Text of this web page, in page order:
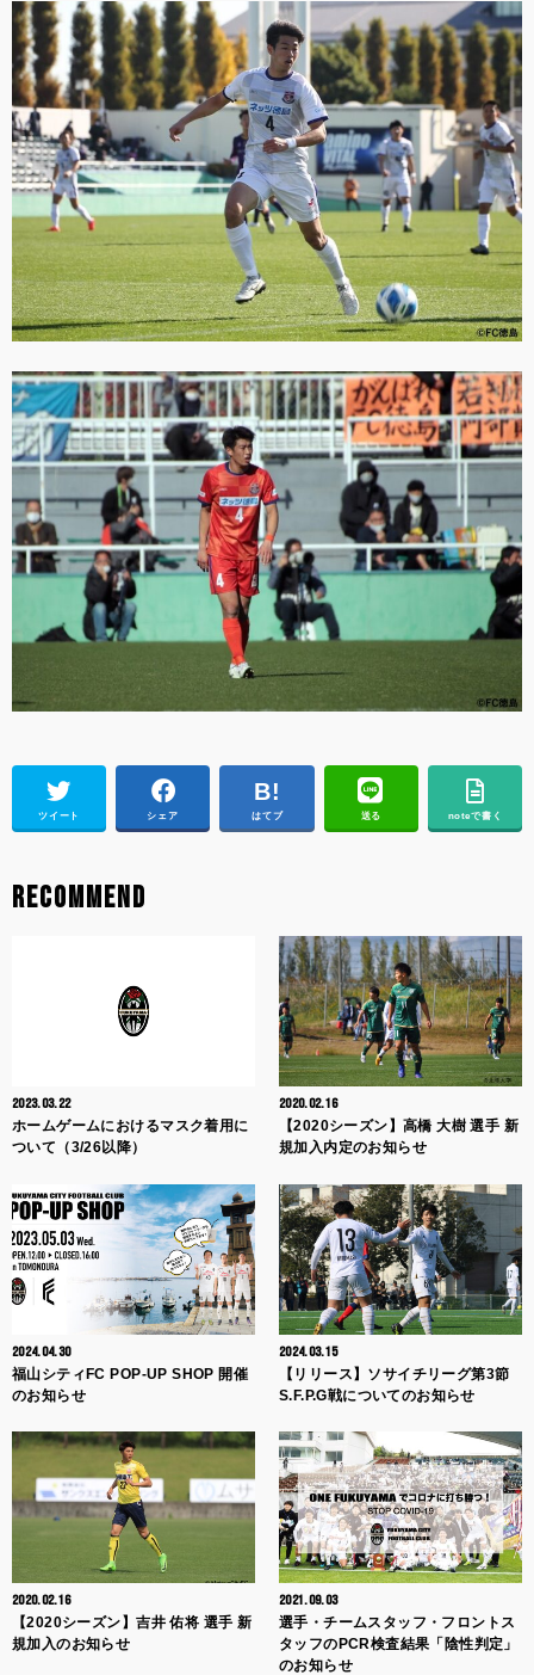
ツイート シェア はてブ 送る noteで書く
RECOMMEND
2023.03.22
ホームゲームにおけるマスク着用に
ついて（3/26以降）
2020.02.16
【2020シーズン】高橋 大樹 選手 新
規加入内定のお知らせ
2024.04.30
福山シティFC POP-UP SHOP 開催
のお知らせ
2024.03.15
【リリース】ソサイチリーグ第3節
S.F.P.G戦についてのお知らせ
2020.02.16
【2020シーズン】吉井 佑将 選手 新
規加入のお知らせ
2021.09.03
選手・チームスタッフ・フロントス
タッフのPCR検査結果「陰性判定」
のお知らせ